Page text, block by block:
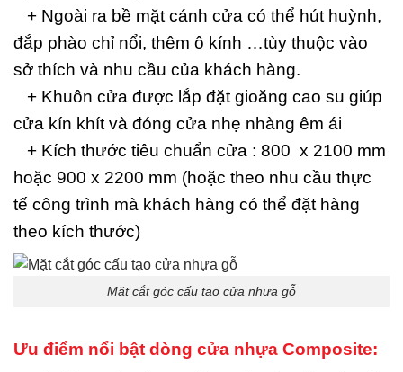
+ Ngoài ra bề mặt cánh cửa có thể hút huỳnh,
đắp phào chỉ nổi, thêm ô kính …tùy thuộc vào
sở thích và nhu cầu của khách hàng.
+ Khuôn cửa được lắp đặt gioăng cao su giúp
cửa kín khít và đóng cửa nhẹ nhàng êm ái
+ Kích thước tiêu chuẩn cửa : 800 x 2100 mm
hoặc 900 x 2200 mm (hoặc theo nhu cầu thực
tế công trình mà khách hàng có thể đặt hàng
theo kích thước)
Mặt cắt góc cấu tạo cửa nhựa gỗ
Ưu điểm nổi bật dòng cửa nhựa Composite: